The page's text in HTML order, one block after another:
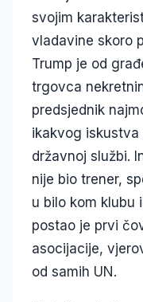
svojim
vladavine skoro
Trump je od
trgovca
predsjednik
ikakvog
državnoj službi.
nije bio trener,
u bilo kom klubu
postao je prvi
asocijacije,
od samih UN.